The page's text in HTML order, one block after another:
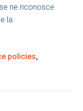
ne riconosce
la
policies,